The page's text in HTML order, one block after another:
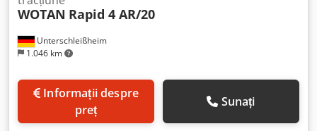
Unterschleißheim
1.046 km
WOTAN Rapid 4 AR/20
preț
Sunați